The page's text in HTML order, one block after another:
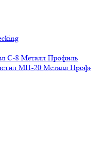
C-8 Металл Профиль
МП-20 Металл